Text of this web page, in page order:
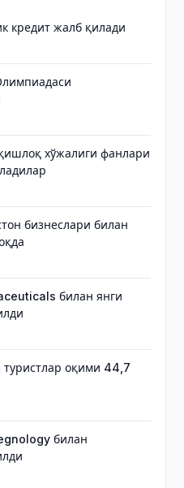
кредит жалб қилади
хўжалиги фанлари
бизнеслари билан
билан янги
туристлар оқими 44,7
билан